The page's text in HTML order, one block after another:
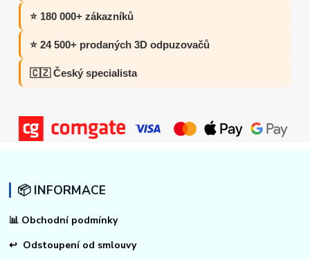
⭐ 180 000+ zákazníků
⭐ 24 500+ prodaných 3D odpuzovačů
🇨🇿 Český specialista
📦 INFORMACE
📊 Obchodní podmínky
↩ Odstoupení od smlouvy